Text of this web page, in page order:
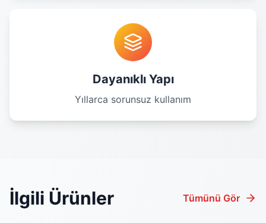
Dayanıklı Yapı
Yıllarca sorunsuz kullanım
İlgili Ürünler Tümünü Gör